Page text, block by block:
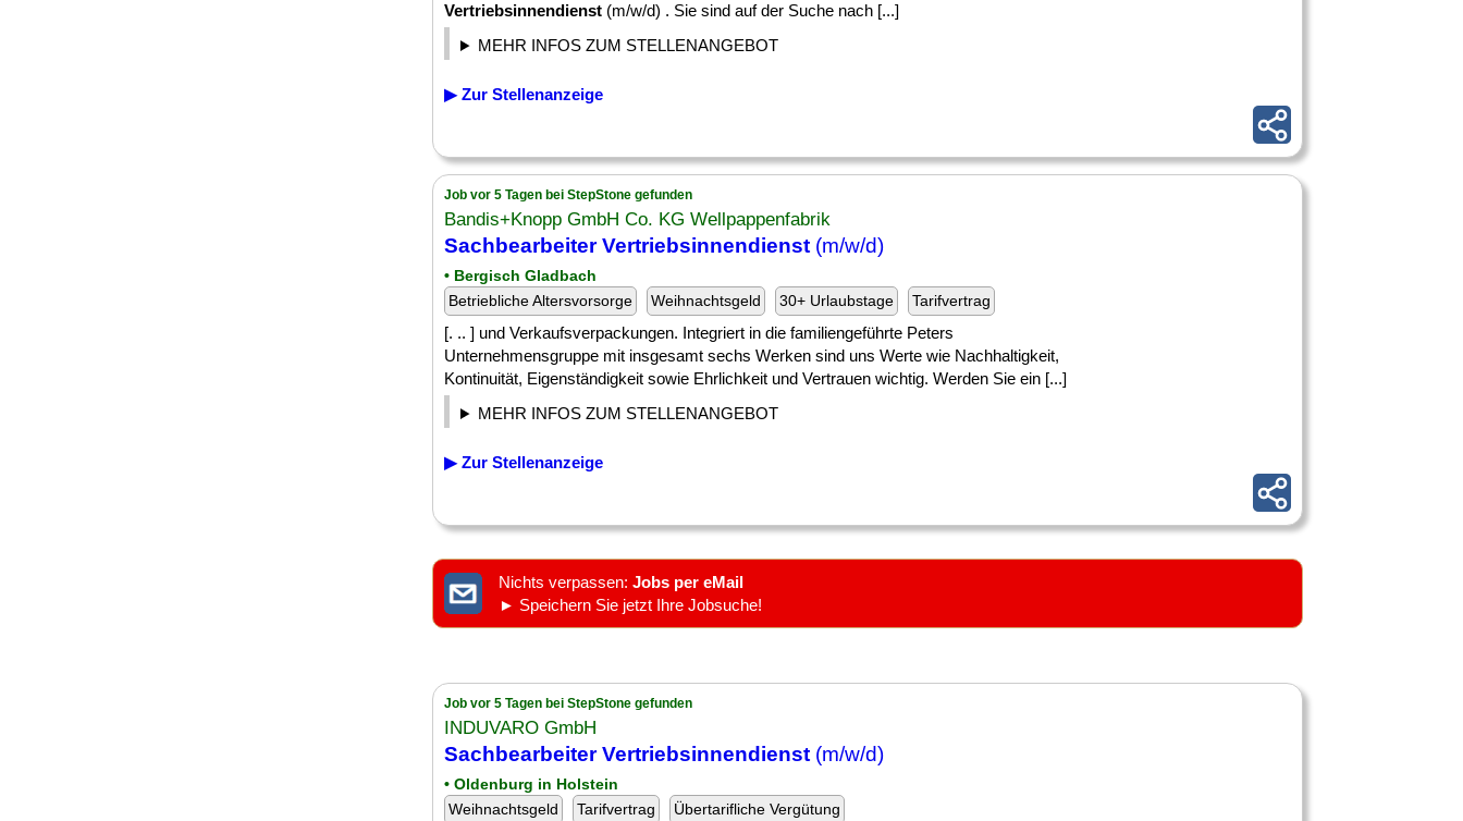
Vertriebsinnendienst (m/w/d) . Sie sind auf der Suche nach [...]
MEHR INFOS ZUM STELLENANGEBOT
▶ Zur Stellenanzeige
Job vor 5 Tagen bei StepStone gefunden
Bandis+Knopp GmbH Co. KG Wellpappenfabrik
Sachbearbeiter Vertriebsinnendienst (m/w/d)
• Bergisch Gladbach
Betriebliche Altersvorsorge
Weihnachtsgeld 30+ Urlaubstage Tarifvertrag
[. .. ] und Verkaufsverpackungen. Integriert in die familiengeführte Peters
Unternehmensgruppe mit insgesamt sechs Werken sind uns Werte wie Nachhaltigkeit,
Kontinuität, Eigenständigkeit sowie Ehrlichkeit und Vertrauen wichtig. Werden Sie ein [...]
MEHR INFOS ZUM STELLENANGEBOT
▶ Zur Stellenanzeige
Nichts verpassen: Jobs per eMail
► Speichern Sie jetzt Ihre Jobsuche!
Job vor 5 Tagen bei StepStone gefunden
INDUVARO GmbH
Sachbearbeiter Vertriebsinnendienst (m/w/d)
• Oldenburg in Holstein
Weihnachtsgeld
Tarifvertrag Übertarifliche Vergütung